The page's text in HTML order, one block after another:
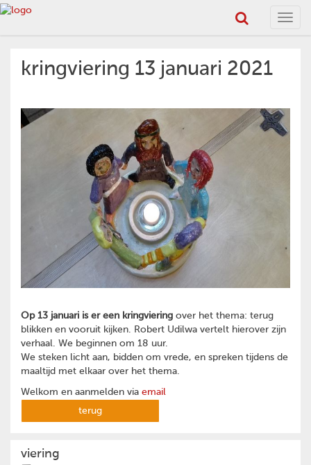
kringviering 13 januari 2021
Op 13 januari is er een kringviering over het thema: terug
blikken en vooruit kijken. Robert Udilwa vertelt hierover zijn
verhaal. We beginnen om 18 uur.
We steken licht aan, bidden om vrede, en spreken tijdens de
maaltijd met elkaar over het thema.
Welkom en aanmelden via email
terug
viering